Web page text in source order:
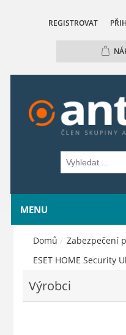
REGISTROVAT
MENU
Domů / Zabezpečení
ESET HOME Security
Výrobci